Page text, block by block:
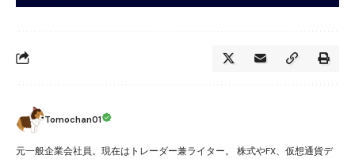
Tomochan01
元一般企業会社員。現在はトレーダー兼ライター。 株式やFX、仮想通貨デ